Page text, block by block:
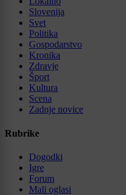
Slovenija
Svet
Politika
Gospodarstvo
Kronika
Zdravje
Šport
Kultura
Scena
Zadnje novice
Rubrike
Dogodki
Igre
Forum
Mali oglasi